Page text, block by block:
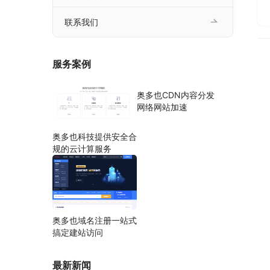
联系我们
服务案例
奥多也科技提供安全合
规的云计算服务
奥多也CDN内容分发
网络网站加速
奥多也域名注册一站式
搞定建站访问
最新新闻